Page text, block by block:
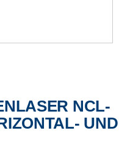
NCL-
UND